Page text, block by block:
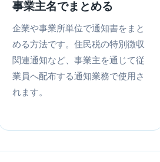
事業主名でまとめる
企業や事業所単位で通知書をまと
める方法です。住民税の特別徴収
関連通知など、事業主を通じて従
業員へ配布する通知業務で使用さ
れます。